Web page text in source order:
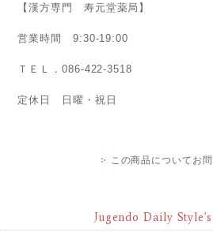
【漢方専門 寿元堂薬局】
営業時間 9:30-19:00
ＴＥＬ．086-422-3518
定休日 日曜・祝日
この商品についてお
Jugendo Daily